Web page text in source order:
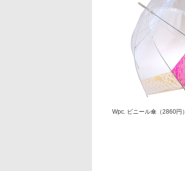
Wpc. ビニール傘（2860円）